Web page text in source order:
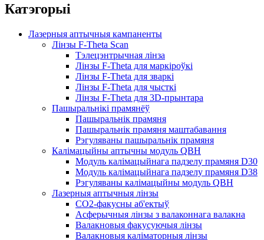
Катэгорыі
Лазерныя аптычныя кампаненты
Лінзы F-Theta Scan
Тэлецэнтрычная лінза
Лінзы F-Theta для маркіроўкі
Лінзы F-Theta для зваркі
Лінзы F-Theta для чысткі
Лінзы F-Theta для 3D-прынтара
Пашыральнікі прамянёў
Пашыральнік прамяня
Пашыральнік прамяня маштабавання
Рэгуляваны пашыральнік прамяня
Калімацыйны аптычны модуль QBH
Модуль калімацыйнага падзелу прамяня D30
Модуль калімацыйнага падзелу прамяня D38
Рэгуляваны калімацыйны модуль QBH
Лазерныя аптычныя лінзы
CO2-факусны аб'ектыў
Асферычныя лінзы з валаконнага валакна
Валакновыя факусуючыя лінзы
Валакновыя каліматорныя лінзы